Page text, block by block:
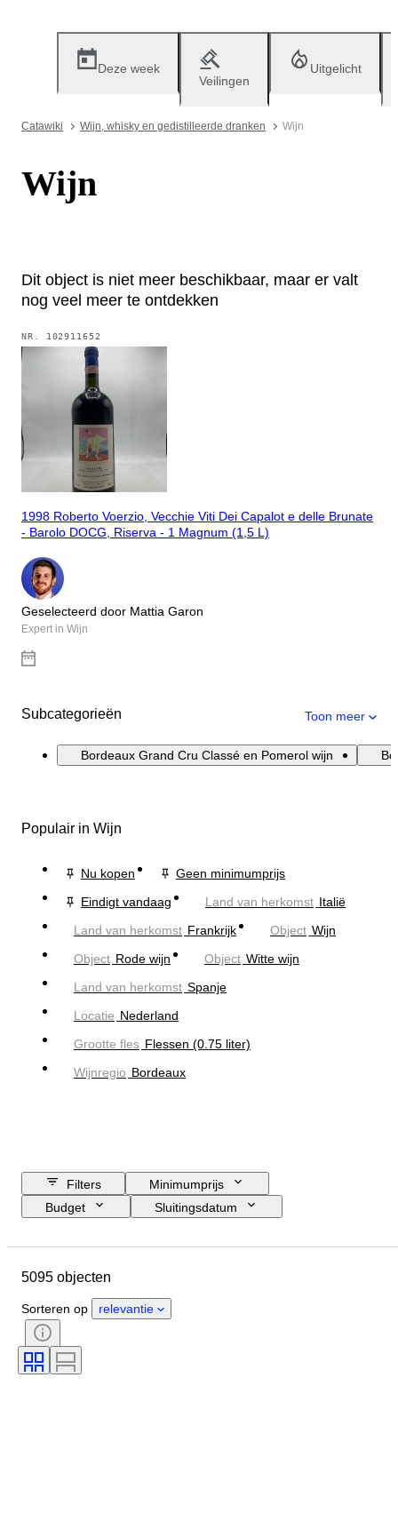
Deze week
Veilingen
Uitgelicht
Catawiki Wijn, whisky en gedistilleerde dranken Wijn
Wijn
Dit object is niet meer beschikbaar, maar er valt
nog veel meer te ontdekken
NR. 102911652
1998 Roberto Voerzio, Vecchie Viti Dei Capalot e delle Brunate
- Barolo DOCG, Riserva - 1 Magnum (1,5 L)
Geselecteerd door Mattia Garon
Expert in Wijn
Subcategorieën Toon meer
Bordeaux Grand Cru Classé en Pomerol wijn
Populair in Wijn
Nu kopen
Geen minimumprijs
Eindigt vandaag
Land van herkomst Italië
Land van herkomst Frankrijk Object Wijn
Object Rode wijn Object Witte wijn
Land van herkomst Spanje
Locatie Nederland
Grootte fles Flessen (0.75 liter)
Wijnregio Bordeaux
Filters
Minimumprijs
Budget
Sluitingsdatum
Materiaal
Stijl
Wijnregio
Wijn appelatie / classificatie
Wijn vulhoogte
Wijnbeoordelingssysteem
5095 objecten
Sorteren op relevantie